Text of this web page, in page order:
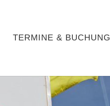
TERMINE & BUCHUNG